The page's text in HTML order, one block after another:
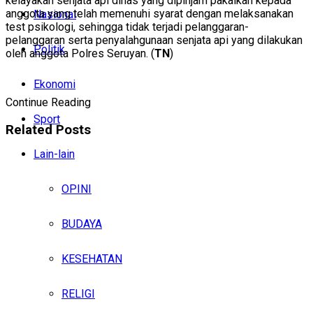
Nasional
Politik
Ekonomi
Sport
Lain-lain
OPINI
BUDAYA
KESEHATAN
RELIGI
anggota yang telah memenuhi syarat dengan melaksanakan
test psikologi, sehingga tidak terjadi pelanggaran-
pelanggaran serta penyalahgunaan senjata api yang dilakukan
oleh anggota Polres Seruyan. (TN)
Continue Reading
Related Posts